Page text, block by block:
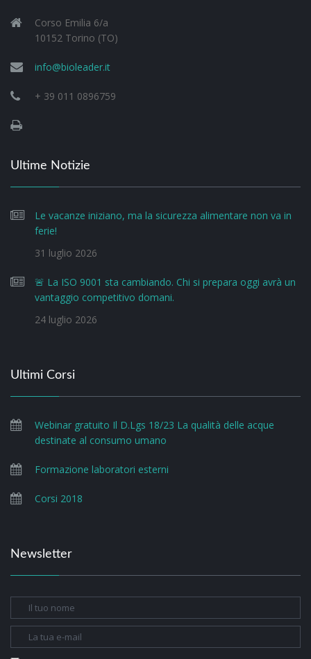
Corso Emilia 6/a
10152 Torino (TO)
info@bioleader.it
+ 39 011 0896759
Ultime Notizie
Le vacanze iniziano, ma la sicurezza alimentare non va in
ferie!
31 luglio 2026
🚨 La ISO 9001 sta cambiando. Chi si prepara oggi avrà un
vantaggio competitivo domani.
24 luglio 2026
Ultimi Corsi
Webinar gratuito Il D.Lgs 18/23 La qualità delle acque
destinate al consumo umano
Formazione laboratori esterni
Corsi 2018
Newsletter